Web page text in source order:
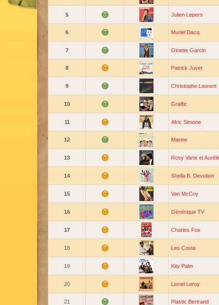
5 Julien Lepers
6 Muriel Dacq
7 Ginette Garcin
8 Patrick Juvet
9 Christophe Laurent
10 Graffic
11 Afric Simone
12 Marine
13 Rosy Varte et
14 Sheila B. Devotion
15 Van McCoy
16 Générique TV
17 Charles Fox
18 Les Costa
19 Kity Palm
20 Lionel Leroy
21 Plastic Bertrand